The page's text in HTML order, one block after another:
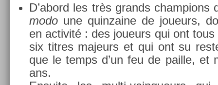
D’abord les très grands champ­ions
modo une quin­zaine de joueurs,
en ac­tivité : des joueurs qui ont
six tit­res majeurs et qui ont su
que le temps d’un feu de pail­le, et
ans.